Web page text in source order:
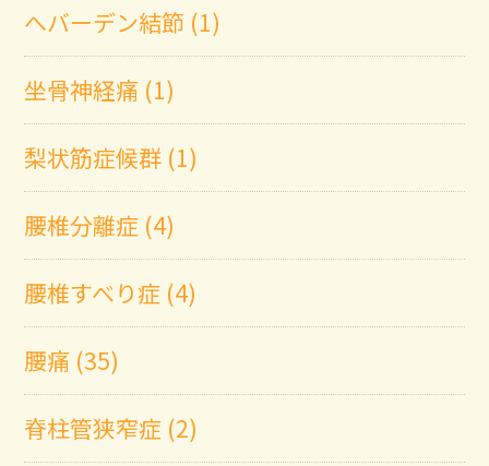
へバーデン結節 (1)
坐骨神経痛 (1)
梨状筋症候群 (1)
腰椎分離症 (4)
腰椎すべり症 (4)
腰痛 (35)
脊柱管狭窄症 (2)